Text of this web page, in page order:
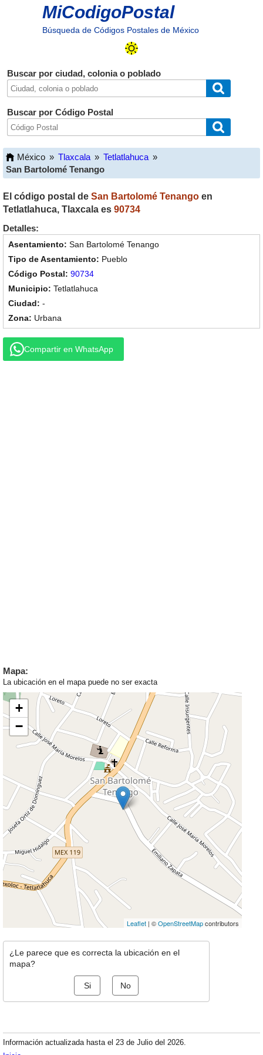
MiCodigoPostal
Búsqueda de Códigos Postales de México
Buscar por ciudad, colonia o poblado
Buscar por Código Postal
México » Tlaxcala » Tetlatlahuca »
San Bartolomé Tenango
El código postal de San Bartolomé Tenango en
Tetlatlahuca, Tlaxcala es 90734
Detalles:
San Bartolomé Tenango
Pueblo
90734
Tetlatlahuca
-
Urbana
Compartir en WhatsApp
Mapa:
La ubicación en el mapa puede no ser exacta
+
−
Leaflet | ©OpenStreetMapcontributors
¿Le parece que es correcta la ubicación en el
mapa?
Si No
Información actualizada hasta el 23 de Julio del 2026.